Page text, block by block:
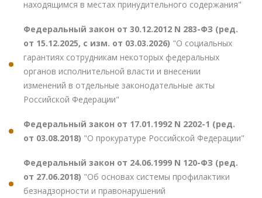
находящимся в местах принудительного содержания"
Федеральный закон от 30.12.2012 N 283-ФЗ (ред.
от 15.12.2025, с изм. от 03.03.2026) "О социальных
гарантиях сотрудникам некоторых федеральных
органов исполнительной власти и внесении
изменений в отдельные законодательные акты
Российской Федерации"
Федеральный закон от 17.01.1992 N 2202-1 (ред.
от 03.08.2018) "О прокуратуре Российской Федерации"
Федеральный закон от 24.06.1999 N 120-ФЗ (ред.
от 27.06.2018) "Об основах системы профилактики
безнадзорности и правонарушений